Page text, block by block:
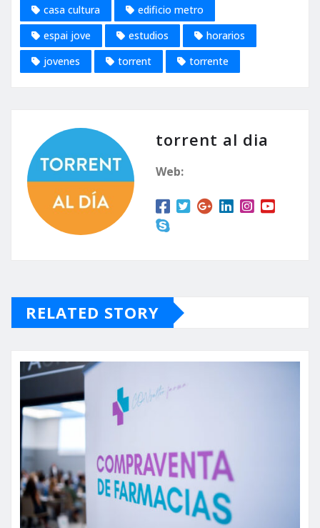
casa cultura
edificio metro
espai jove
estudios
horarios
jovenes
torrent torrente
torrent al dia
Web:
RELATED STORY